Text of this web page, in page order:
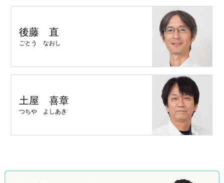
後藤 直
ごとう なおし
土屋 喜章
つちや よしあき